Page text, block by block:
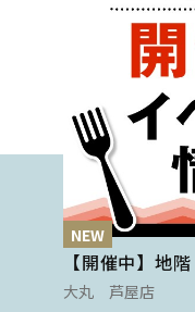
NEW
【開催中】地
大丸 芦屋店